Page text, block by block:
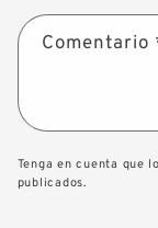
Comentario
Tenga en cuenta que
publicados.